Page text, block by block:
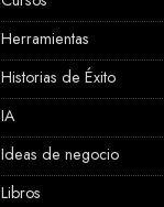
Herramientas
Historias de Éxito
IA
Ideas de negocio
Libros